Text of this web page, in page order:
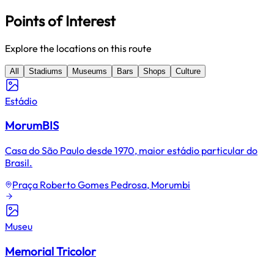
Points of Interest
Explore the locations on this route
All Stadiums Museums Bars Shops Culture
Estádio
MorumBIS
Casa do São Paulo desde 1970, maior estádio particular do
Brasil.
Praça Roberto Gomes Pedrosa, Morumbi
Museu
Memorial Tricolor